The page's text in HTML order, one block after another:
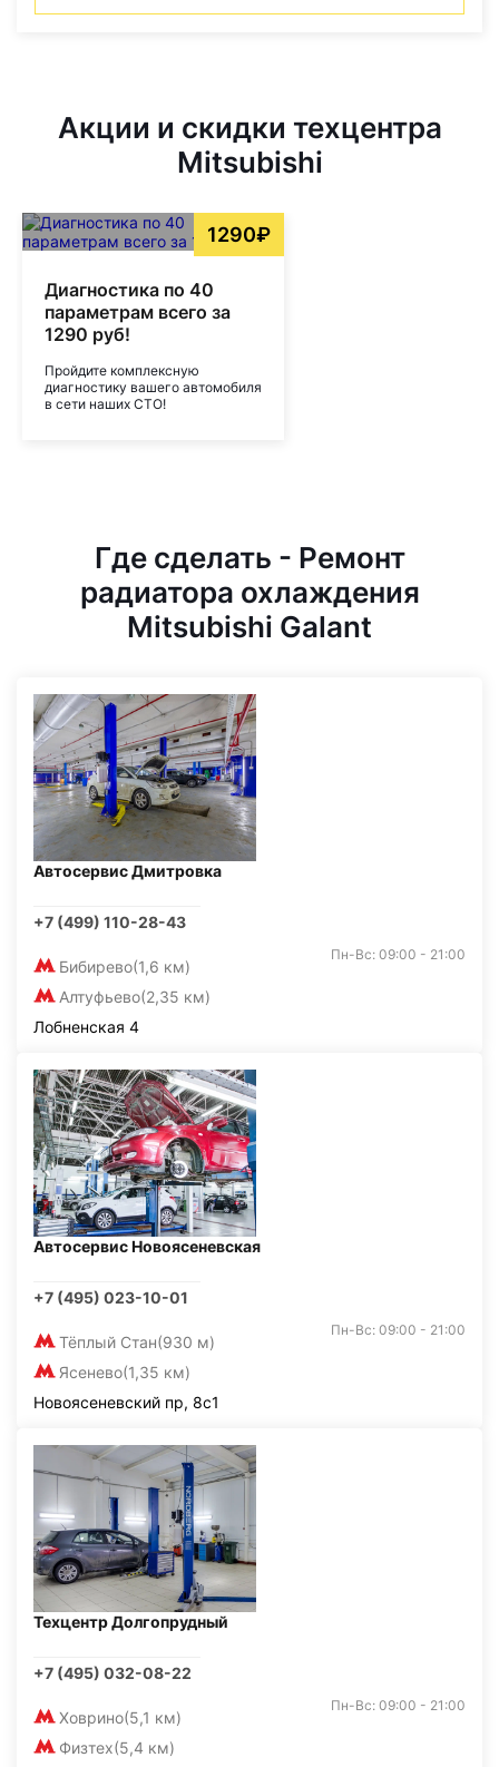
Акции и скидки техцентра
Mitsubishi
1290₽
Диагностика по 40
параметрам всего за
1290 руб!
Пройдите комплексную
диагностику вашего автомобиля
в сети наших СТО!
Где сделать - Ремонт
радиатора охлаждения
Mitsubishi Galant
Автосервис Дмитровка
+7 (499) 110-28-43
Бибирево(1,6 км)
Алтуфьево(2,35 км)
Пн-Вс: 09:00 - 21:00
Лобненская 4
Автосервис Новоясеневская
+7 (495) 023-10-01
Тёплый Стан(930 м)
Ясенево(1,35 км)
Пн-Вс: 09:00 - 21:00
Новоясеневский пр, 8с1
Техцентр Долгопрудный
+7 (495) 032-08-22
Ховрино(5,1 км)
Физтех(5,4 км)
Пн-Вс: 09:00 - 21:00